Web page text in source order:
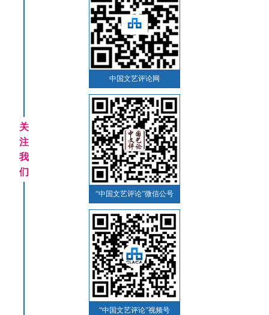
关
注
我
们
中国文艺评论网
“中国文艺评论”微信公号
“中国文艺评论”视频号